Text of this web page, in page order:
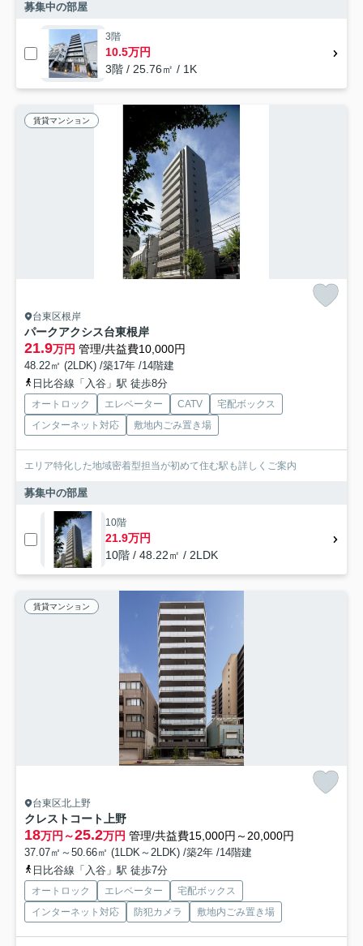
募集中の部屋
3階
10.5万円
3階 / 25.76㎡ / 1K
賃貸マンション
台東区根岸
パークアクシス台東根岸
21.9万円 管理/共益費10,000円
48.22㎡ (2LDK) /築17年 /14階建
日比谷線「入谷」駅 徒歩8分
オートロック エレベーター CATV
宅配ボックス
インターネット対応
敷地内ごみ置き場
エリア特化した地域密着型担当が初めて住む駅も詳しくご案内
募集中の部屋
10階
21.9万円
10階 / 48.22㎡ / 2LDK
賃貸マンション
台東区北上野
クレストコート上野
18万円～25.2万円 管理/共益費15,000円～20,000円
37.07㎡～50.66㎡ (1LDK～2LDK) /築2年 /14階建
日比谷線「入谷」駅 徒歩7分
オートロック エレベーター
宅配ボックス
インターネット対応
防犯カメラ 敷地内ごみ置き場